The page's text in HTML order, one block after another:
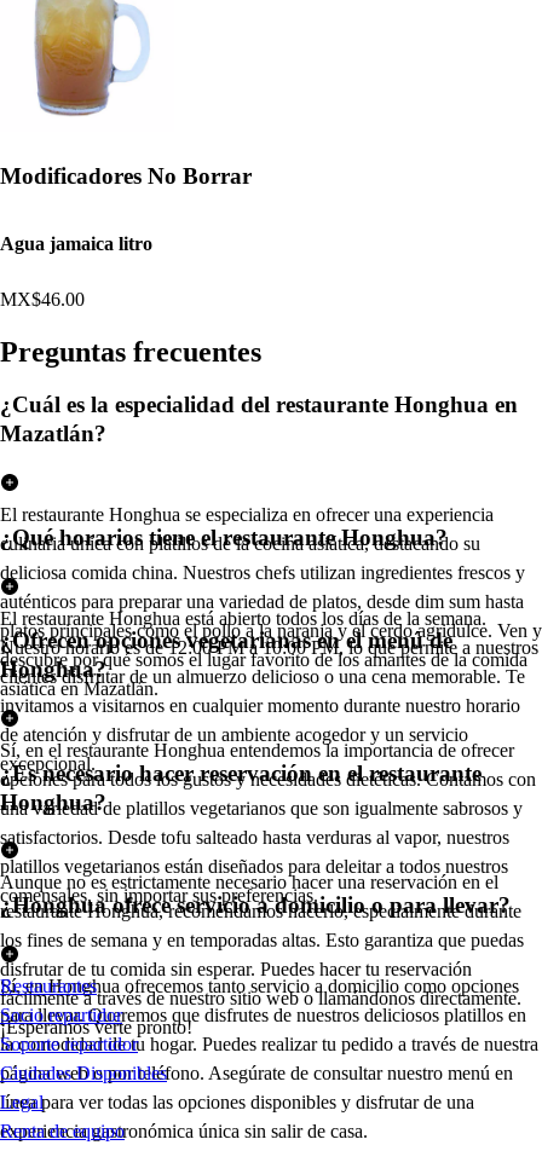
Modificadores No Borrar
Agua jamaica litro
MX$46.00
Preguntas frecuentes
¿Cuál es la especialidad del restaurante Honghua en
Mazatlán?
El restaurante Honghua se especializa en ofrecer una experiencia
culinaria única con platillos de la cocina asiática, destacando su
deliciosa comida china. Nuestros chefs utilizan ingredientes frescos y
auténticos para preparar una variedad de platos, desde dim sum hasta
platos principales como el pollo a la naranja y el cerdo agridulce. Ven y
descubre por qué somos el lugar favorito de los amantes de la comida
asiática en Mazatlán.
¿Qué horarios tiene el restaurante Honghua?
El restaurante Honghua está abierto todos los días de la semana.
Nuestro horario es de 12:00 PM a 10:00 PM, lo que permite a nuestros
clientes disfrutar de un almuerzo delicioso o una cena memorable. Te
invitamos a visitarnos en cualquier momento durante nuestro horario
de atención y disfrutar de un ambiente acogedor y un servicio
excepcional.
¿Ofrecen opciones vegetarianas en el menú de
Honghua?
Sí, en el restaurante Honghua entendemos la importancia de ofrecer
opciones para todos los gustos y necesidades dietéticas. Contamos con
una variedad de platillos vegetarianos que son igualmente sabrosos y
satisfactorios. Desde tofu salteado hasta verduras al vapor, nuestros
platillos vegetarianos están diseñados para deleitar a todos nuestros
comensales, sin importar sus preferencias.
¿Es necesario hacer reservación en el restaurante
Honghua?
Aunque no es estrictamente necesario hacer una reservación en el
restaurante Honghua, recomendamos hacerlo, especialmente durante
los fines de semana y en temporadas altas. Esto garantiza que puedas
disfrutar de tu comida sin esperar. Puedes hacer tu reservación
fácilmente a través de nuestro sitio web o llamándonos directamente.
¡Esperamos verte pronto!
¿Honghua ofrece servicio a domicilio o para llevar?
Sí, en Honghua ofrecemos tanto servicio a domicilio como opciones
para llevar. Queremos que disfrutes de nuestros deliciosos platillos en
la comodidad de tu hogar. Puedes realizar tu pedido a través de nuestra
página web o por teléfono. Asegúrate de consultar nuestro menú en
línea para ver todas las opciones disponibles y disfrutar de una
experiencia gastronómica única sin salir de casa.
Restaurantes
Socio repartidor
Soporte repartidor
Ciudades Disponibles
Legal
Renta de equipo